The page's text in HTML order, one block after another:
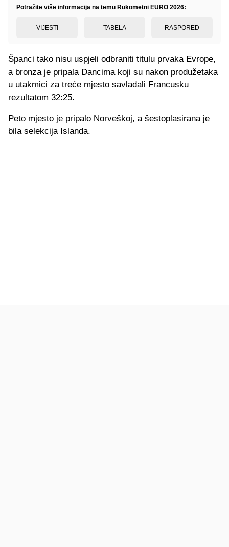
Potražite više informacija na temu Rukometni EURO 2026:
VIJESTI TABELA RASPORED
Španci tako nisu uspjeli odbraniti titulu prvaka Evrope,
a bronza je pripala Dancima koji su nakon produžetaka
u utakmici za treće mjesto savladali Francusku
rezultatom 32:25.
Peto mjesto je pripalo Norveškoj, a šestoplasirana je
bila selekcija Islanda.